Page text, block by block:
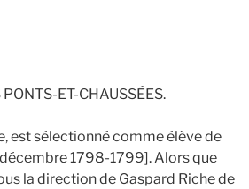
ET-CHAUSSÉES.
est sélectionné comme élève de
1798-1799]. Alors que
la direction de Gaspard Riche de